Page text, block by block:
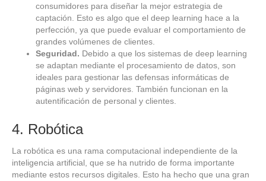
consumidores para diseñar la mejor estrategia de
captación. Esto es algo que el deep learning hace a la
perfección, ya que puede evaluar el comportamiento de
grandes volúmenes de clientes.
Seguridad. Debido a que los sistemas de deep learning
se adaptan mediante el procesamiento de datos, son
ideales para gestionar las defensas informáticas de
páginas web y servidores. También funcionan en la
autentificación de personal y clientes.
4. Robótica
La robótica es una rama computacional independiente de la
inteligencia artificial, que se ha nutrido de forma importante
mediante estos recursos digitales. Esto ha hecho que una gran